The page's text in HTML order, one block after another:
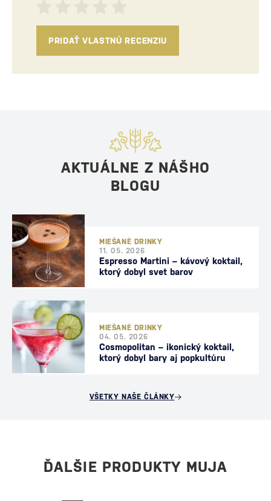
PRIDAŤ VLASTNÚ RECENZIU
AKTUÁLNE Z NÁŠHO
BLOGU
MIEŠANÉ DRINKY
11. 05. 2026
Espresso Martini – kávový koktail,
ktorý dobyl svet barov
MIEŠANÉ DRINKY
04. 05. 2026
Cosmopolitan – ikonický koktail,
ktorý dobyl bary aj popkultúru
VŠETKY NAŠE ČLÁNKY
ĎALŠIE PRODUKTY MUJA